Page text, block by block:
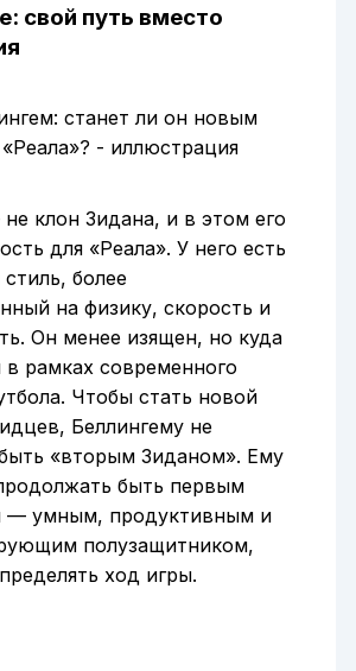
свой путь вместо
клон Зидана, и в этом его
для «Реала». У него есть
более
на физику, скорость и
Он менее изящен, но куда
в рамках современного
Чтобы стать новой
Беллингему не
«вторым Зиданом». Ему
быть первым
— умным, продуктивным и
полузащитником,
ход игры.